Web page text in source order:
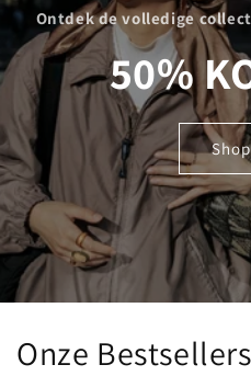
Ontdek de volledige
50%
Onze Bestsellers